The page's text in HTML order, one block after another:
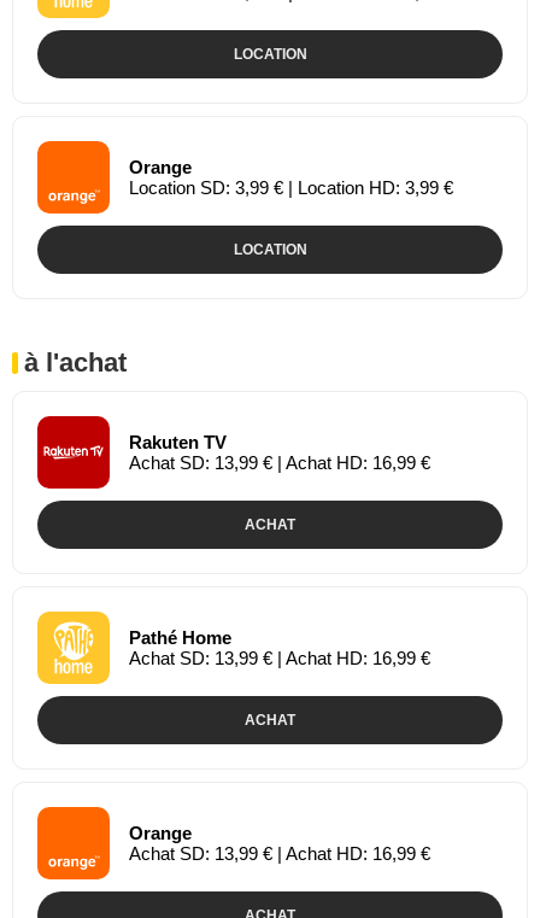
LOCATION
Orange
Location SD: 3,99 € | Location HD: 3,99 €
LOCATION
à l'achat
Rakuten TV
Achat SD: 13,99 € | Achat HD: 16,99 €
ACHAT
Pathé Home
Achat SD: 13,99 € | Achat HD: 16,99 €
ACHAT
Orange
Achat SD: 13,99 € | Achat HD: 16,99 €